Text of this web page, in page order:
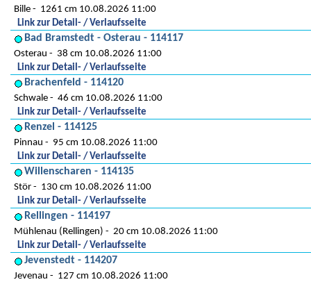
Bille
1261 cm 10.08.2026 11:00
Link zur Detail- / Verlaufsseite
Bad Bramstedt - Osterau - 114117
Osterau
38 cm 10.08.2026 11:00
Link zur Detail- / Verlaufsseite
Brachenfeld - 114120
Schwale
46 cm 10.08.2026 11:00
Link zur Detail- / Verlaufsseite
Renzel - 114125
Pinnau
95 cm 10.08.2026 11:00
Link zur Detail- / Verlaufsseite
Willenscharen - 114135
Stör
130 cm 10.08.2026 11:00
Link zur Detail- / Verlaufsseite
Rellingen - 114197
Mühlenau (Rellingen)
20 cm 10.08.2026 11:00
Link zur Detail- / Verlaufsseite
Jevenstedt - 114207
Jevenau
127 cm 10.08.2026 11:00